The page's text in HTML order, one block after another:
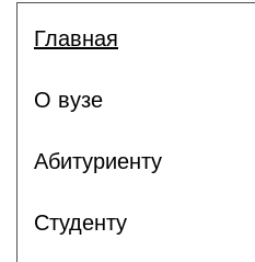
Главная
О вузе
Абитуриенту
Студенту